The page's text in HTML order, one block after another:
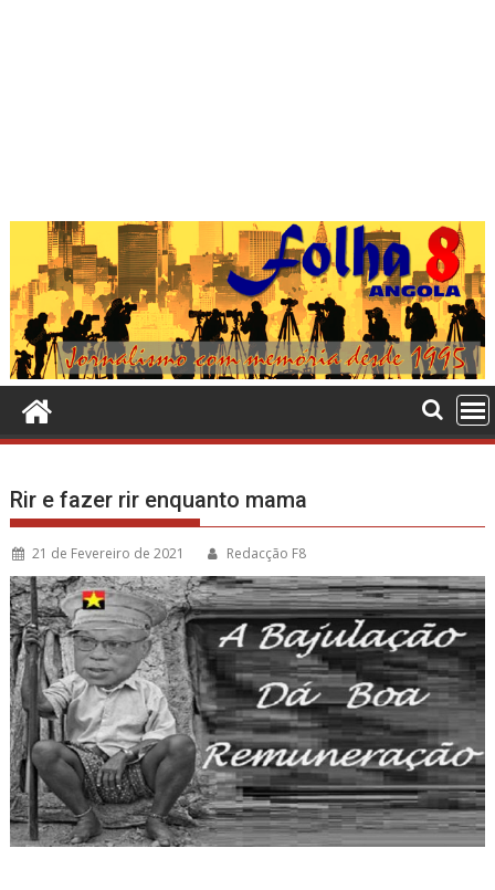
Rir e fazer rir enquanto mama
21 de Fevereiro de 2021 Redacção F8